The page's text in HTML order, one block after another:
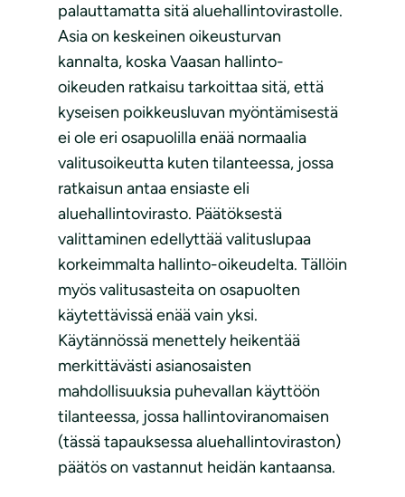
palauttamatta sitä aluehallintovirastolle.
Asia on keskeinen oikeusturvan
kannalta, koska Vaasan hallinto-
oikeuden ratkaisu tarkoittaa sitä, että
kyseisen poikkeusluvan myöntämisestä
ei ole eri osapuolilla enää normaalia
valitusoikeutta kuten tilanteessa, jossa
ratkaisun antaa ensiaste eli
aluehallintovirasto. Päätöksestä
valittaminen edellyttää valituslupaa
korkeimmalta hallinto-oikeudelta. Tällöin
myös valitusasteita on osapuolten
käytettävissä enää vain yksi.
Käytännössä menettely heikentää
merkittävästi asianosaisten
mahdollisuuksia puhevallan käyttöön
tilanteessa, jossa hallintoviranomaisen
(tässä tapauksessa aluehallintoviraston)
päätös on vastannut heidän kantaansa.